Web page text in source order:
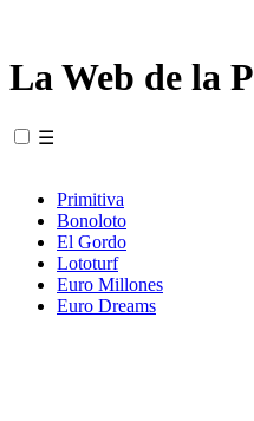
La Web de la
☰
Primitiva
Bonoloto
El Gordo
Lototurf
Euro Millones
Euro Dreams